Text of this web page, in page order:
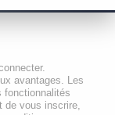
avantages. Les
fonctionnalités
de vous inscrire,